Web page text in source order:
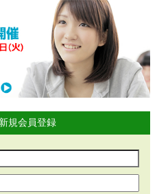
規会員登録